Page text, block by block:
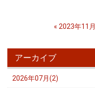
« 2023年11月
アーカイブ
2026年07月(2)